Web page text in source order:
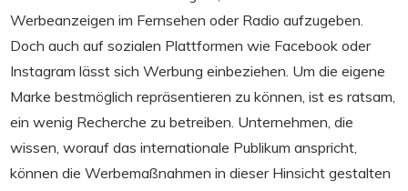
Werbeanzeigen im Fernsehen oder Radio aufzugeben.
Doch auch auf sozialen Plattformen wie Facebook oder
Instagram lässt sich Werbung einbeziehen. Um die eigene
Marke bestmöglich repräsentieren zu können, ist es ratsam,
ein wenig Recherche zu betreiben. Unternehmen, die
wissen, worauf das internationale Publikum anspricht,
können die Werbemaßnahmen in dieser Hinsicht gestalten